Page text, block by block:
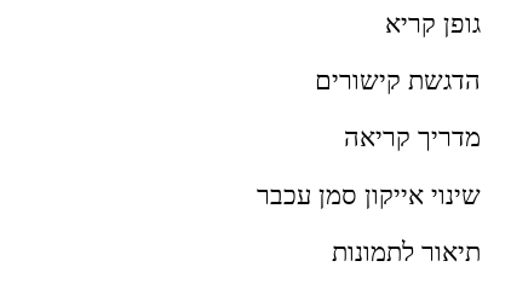
גופן קריא
הדגשת קישורים
מדריך קריאה
שינוי אייקון סמן עכבר
תיאור לתמונות